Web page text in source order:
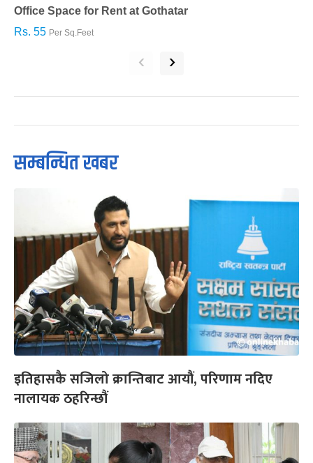
Office Space for Rent at Gothatar
Rs. 55 Per Sq.Feet
‹ ›
सम्बन्धित खबर
इतिहासकै सजिलो क्रान्तिबाट आयौं, परिणाम नदिए
नालायक ठहरिन्छौं